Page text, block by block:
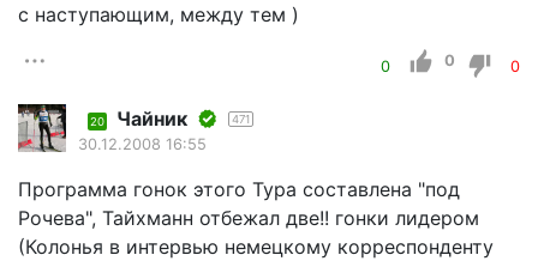
с наступающим, между тем )
0 0 0
20 Чайник 471
30.12.2008 16:55
Программа гонок этого Тура составлена "под
Рочева", Тайхманн отбежал две!! гонки лидером
(Колонья в интервью немецкому корреспонденту